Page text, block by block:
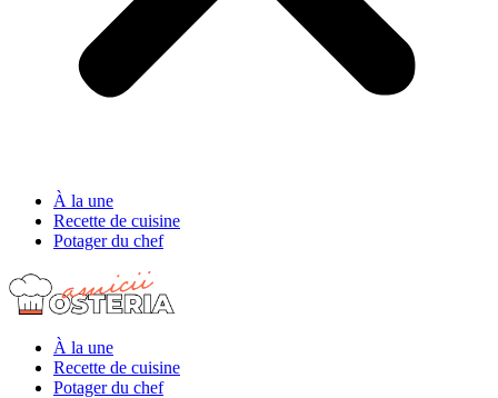
À la une
Recette de cuisine
Potager du chef
À la une
Recette de cuisine
Potager du chef